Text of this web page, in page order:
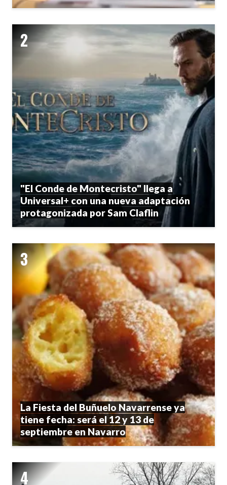
"El Conde de Montecristo" llega a
Universal+ con una nueva adaptación
protagonizada por Sam Claflin
La Fiesta del Buñuelo Navarrense ya
tiene fecha: será el 12 y 13 de
septiembre en Navarro